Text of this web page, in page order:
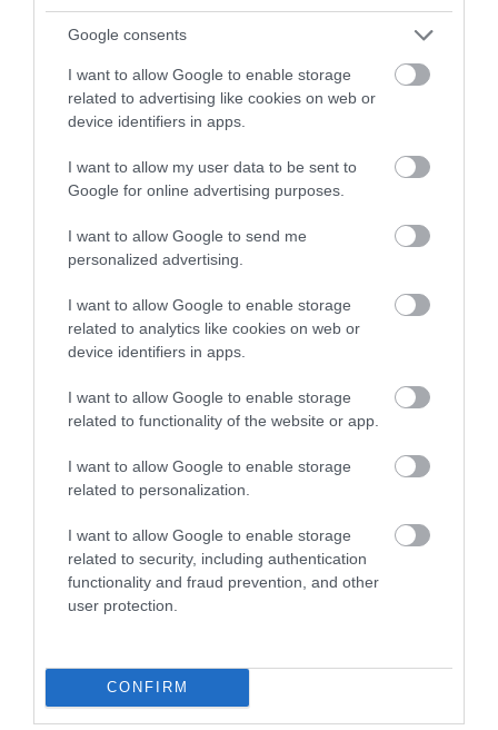
Google consents
I want to allow Google to enable storage
related to advertising like cookies on web or
device identifiers in apps.
I want to allow my user data to be sent to
Google for online advertising purposes.
I want to allow Google to send me
personalized advertising.
I want to allow Google to enable storage
related to analytics like cookies on web or
device identifiers in apps.
I want to allow Google to enable storage
related to functionality of the website or app.
I want to allow Google to enable storage
related to personalization.
I want to allow Google to enable storage
related to security, including authentication
functionality and fraud prevention, and other
user protection.
CONFIRM
Stop Eating These 3 Foods That Are Known to
Cause Parasites
202 100 355
11 h 26 min
One Teaspoon And All The Worms In The Body
Die Instantly